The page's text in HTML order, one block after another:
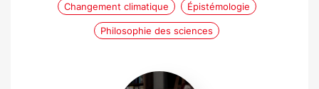
Changement climatique Épistémologie
Philosophie des sciences
Sylvie